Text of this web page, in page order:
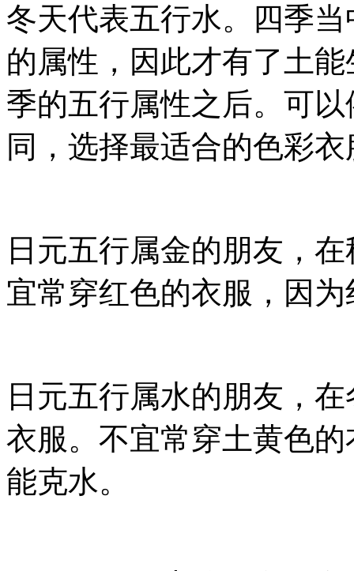
冬天代表五行水。四季
的属性，因此才有了土
季的五行属性之后。可
同，选择最适合的色彩
日元五行属金的朋友，
宜常穿红色的衣服，因
日元五行属水的朋友，
衣服。不宜常穿土黄色
能克水。